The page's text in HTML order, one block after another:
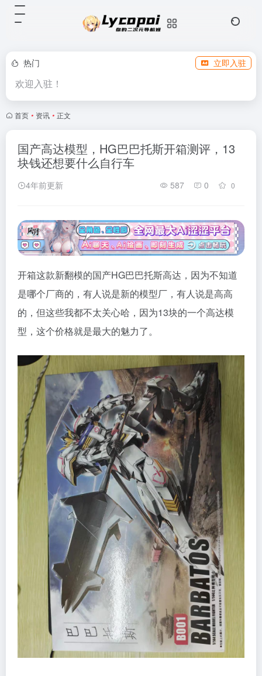
热门 立即入驻
欢迎入驻！
首页 • 资讯 • 正文
国产高达模型，HG巴巴托斯开箱测评，13
块钱还想要什么自行车
4年前更新 587 0 0
开箱这款新翻模的国产HG巴巴托斯高达，因为不知道
是哪个厂商的，有人说是新的模型厂，有人说是高高
的，但这些我都不太关心哈，因为13块的一个高达模
型，这个价格就是最大的魅力了。